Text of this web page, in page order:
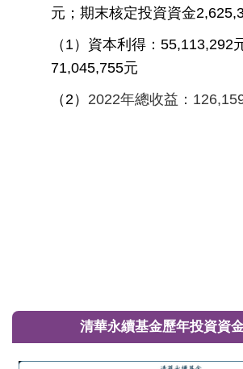
元；期末核定投資資金
（1）資本利得：55,113,292
71,045,755元
（2） 2022年總收益：
清華永續基金歷年投資資